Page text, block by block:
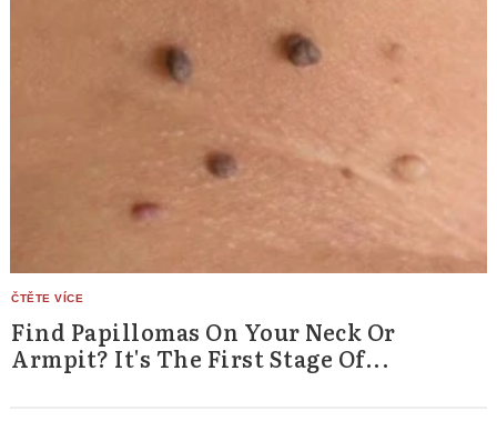
Find Papillomas On Your Neck Or
Armpit? It's The First Stage Of...